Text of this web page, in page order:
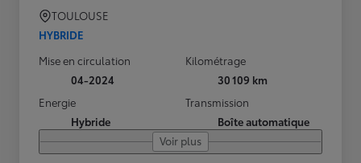
TOULOUSE
HYBRIDE
Mise en circulation
04-2024
Kilométrage
30 109 km
Energie
Hybride
Transmission
Boîte automatique
Voir plus